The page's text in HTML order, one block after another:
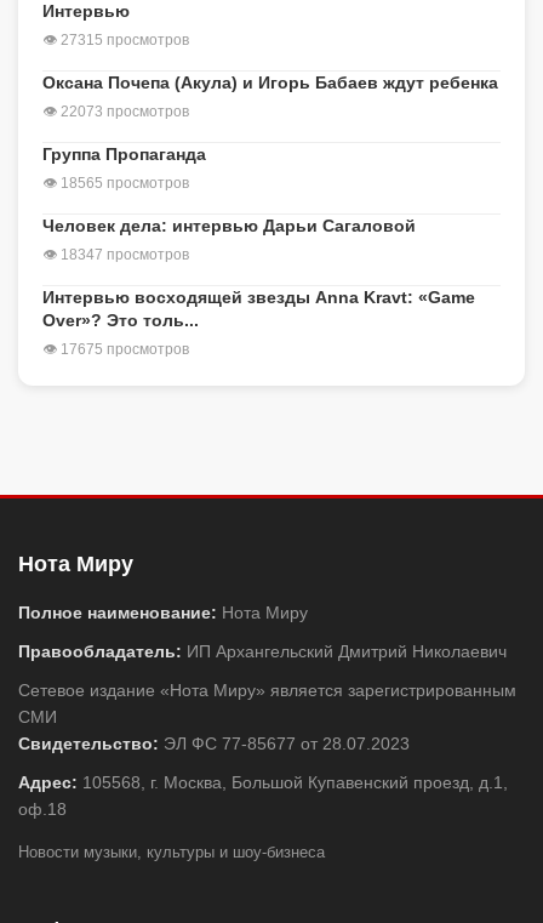
Интервью
👁 27315 просмотров
Оксана Почепа (Акула) и Игорь Бабаев ждут ребенка
👁 22073 просмотров
Группа Пропаганда
👁 18565 просмотров
Человек дела: интервью Дарьи Сагаловой
👁 18347 просмотров
Интервью восходящей звезды Anna Kravt: «Game
Over»? Это толь...
👁 17675 просмотров
Нота Миру
Полное наименование: Нота Миру
Правообладатель: ИП Архангельский Дмитрий Николаевич
Сетевое издание «Нота Миру» является зарегистрированным
СМИ
Свидетельство: ЭЛ ФС 77-85677 от 28.07.2023
Адрес: 105568, г. Москва, Большой Купавенский проезд, д.1,
оф.18
Новости музыки, культуры и шоу-бизнеса